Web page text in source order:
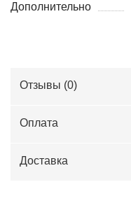
Дополнительно
Отзывы (0)
Оплата
Доставка